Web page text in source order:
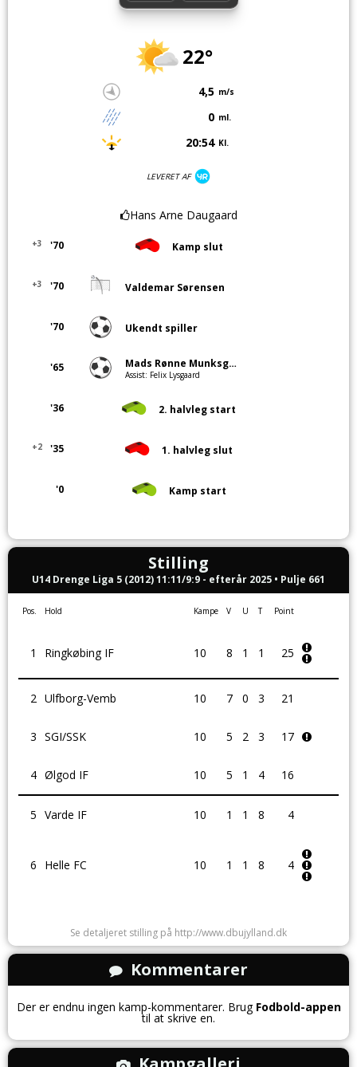
22°
4,5 m/s
0 ml.
20:54 Kl.
LEVERET AF
Hans Arne Daugaard
'70
+3 Kamp slut
'70
+3 Valdemar Sørensen
'70 Ukendt spiller
'65 Mads Rønne Munksgaard Pedersen
Assist: Felix Lysgaard
'36 2. halvleg start
'35
+2 1. halvleg slut
'0 Kamp start
Stilling
U14 Drenge Liga 5 (2012) 11:11/9:9 - efterår 2025 • Pulje 661
Pos. Hold Kampe V U T Point
1 Ringkøbing IF 10 8 1 1 25
2 Ulfborg-Vemb 10 7 0 3 21
3 SGI/SSK 10 5 2 3 17
4 Ølgod IF 10 5 1 4 16
5 Varde IF 10 1 1 8 4
6 Helle FC 10 1 1 8 4
Se detaljeret stilling på http://www.dbujylland.dk
Kommentarer
Der er endnu ingen kamp-kommentarer. Brug Fodbold-appen
til at skrive en.